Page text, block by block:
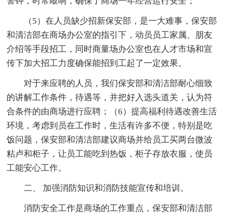
（5）在人员缺少招新保安部，是一大难事，保安部
和清洁部在商场办公室的指引下，动员员工家属、朋友
介绍等手段招工，同时商量场办公室也在人才市场和宣
传下加大招工力度确保能招到工起了一定效果。
对于来应聘的人员，我们保安部和清洁部耐心细致
的讲解工作条件，待遇等，并把好入选头道关，认为符
合条件的由商场进行应聘；（6）提高福利待遇改善生活
环境，考虑到员在工作时，生活有许多不便，特别是吃
饭问题，保安部和清洁部建议商场并给员工买两台微波
粘卢和柜子，让员工能吃到热饭，柜子存放衣服，使员
工能安心工作。
二、 加强消防知识和消防技能宣传和培训。
消防安全工作是商场的工作重点，保安部和清洁部